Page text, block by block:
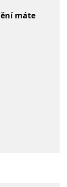
máte